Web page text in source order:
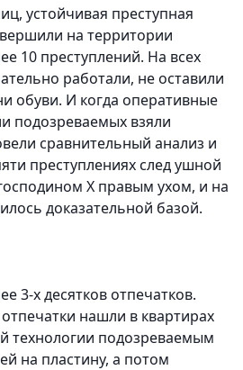
устойчивая преступная
на территории
10 преступлений. На всех
работали, не оставили
обуви. И когда оперативные
подозреваемых взяли
сравнительный анализ и
преступлениях след ушной
Х правым ухом, и на
доказательной базой.
3-х десятков отпечатков.
нашли в квартирах
технологии подозреваемым
на пластину, а потом